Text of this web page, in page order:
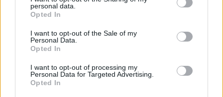
personal data.
Opted In
I want to opt-out of the Sale of my
Personal Data.
Opted In
I want to opt-out of processing my
Personal Data for Targeted Advertising.
Opted In
Αλμα κερδών για την
εταιρεία του Μαρινάκη το
β΄τρίμηνο, στα 34,2 εκατ.
δολάρια
02/08/2024 - 18:01
ΓΕΚ Τέρνα: Διέθεσε σε 19
02/08/2024 - 20:43